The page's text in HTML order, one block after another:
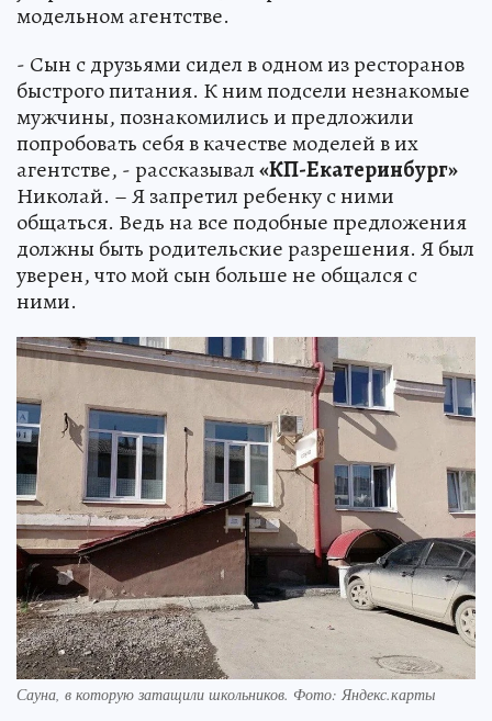
модельном агентстве.
- Сын с друзьями сидел в одном из ресторанов
быстрого питания. К ним подсели незнакомые
мужчины, познакомились и предложили
попробовать себя в качестве моделей в их
агентстве, - рассказывал«КП-Екатеринбург»
Николай. – Я запретил ребенку с ними
общаться. Ведь на все подобные предложения
должны быть родительские разрешения. Я был
уверен, что мой сын больше не общался с
ними.
Сауна, в которую затащили школьников. Фото: Яндекс.карты